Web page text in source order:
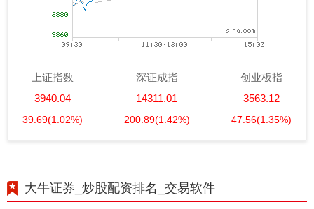
上证指数
3940.04
39.69(1.02%)
深证成指
14311.01
200.89(1.42%)
创业板指
3563.12
47.56(1.35%)
大牛证券_炒股配资排名_交易软件